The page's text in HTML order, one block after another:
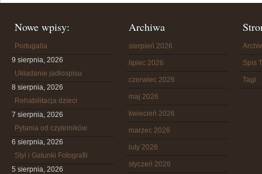
Nowe wpisy:
Portugalia
9 sierpnia, 2026
Układanie jadłospisu
8 sierpnia, 2026
Rehabilitacja dzieci
7 sierpnia, 2026
Pytania od czytelników
6 sierpnia, 2026
Styl i Gatunki Fotografii
5 sierpnia, 2026
Archiwa
sierpień 2026
lipiec 2026
czerwiec 2026
maj 2026
kwiecień 2026
marzec 2026
luty 2026
styczeń 2026
Spis
Tagi